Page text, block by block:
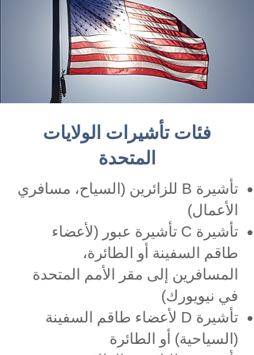
فئات تأشيرات الولايات
المتحدة
تأشيرة B للزائرين (السياح، مسافري
الأعمال)
تأشيرة C تأشيرة عبور (لأعضاء
طاقم السفينة أو الطائرة،
المسافرين إلى مقر الأمم المتحدة
في نيويورك)
تأشيرة D لأعضاء طاقم السفينة
(السياحية) أو الطائرة